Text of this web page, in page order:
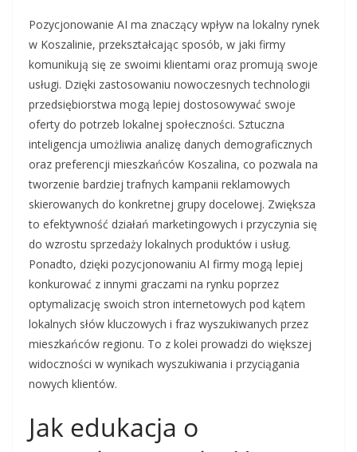
Pozycjonowanie AI ma znaczący wpływ na lokalny rynek
w Koszalinie, przekształcając sposób, w jaki firmy
komunikują się ze swoimi klientami oraz promują swoje
usługi. Dzięki zastosowaniu nowoczesnych technologii
przedsiębiorstwa mogą lepiej dostosowywać swoje
oferty do potrzeb lokalnej społeczności. Sztuczna
inteligencja umożliwia analizę danych demograficznych
oraz preferencji mieszkańców Koszalina, co pozwala na
tworzenie bardziej trafnych kampanii reklamowych
skierowanych do konkretnej grupy docelowej. Zwiększa
to efektywność działań marketingowych i przyczynia się
do wzrostu sprzedaży lokalnych produktów i usług.
Ponadto, dzięki pozycjonowaniu AI firmy mogą lepiej
konkurować z innymi graczami na rynku poprzez
optymalizację swoich stron internetowych pod kątem
lokalnych słów kluczowych i fraz wyszukiwanych przez
mieszkańców regionu. To z kolei prowadzi do większej
widoczności w wynikach wyszukiwania i przyciągania
nowych klientów.
Jak edukacja o